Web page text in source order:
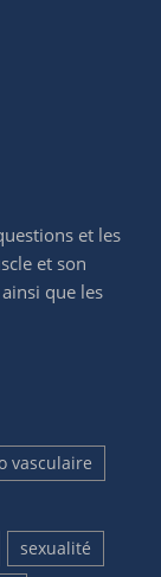
et les
et son
que les
vasculaire
sexualité